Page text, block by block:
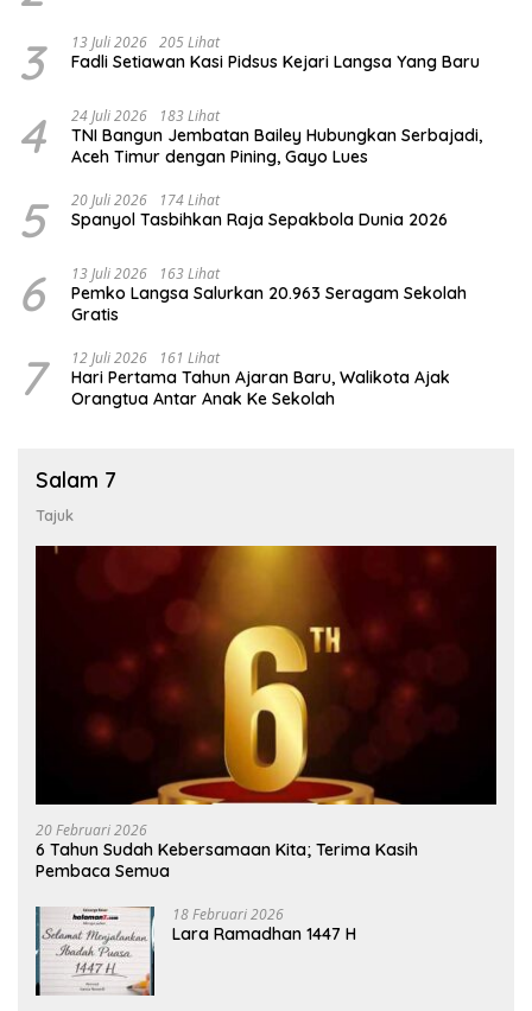
3
13 Juli 2026 205 Lihat
Fadli Setiawan Kasi Pidsus Kejari Langsa Yang Baru
4 24 Juli 2026 183 Lihat
TNI Bangun Jembatan Bailey Hubungkan Serbajadi,
Aceh Timur dengan Pining, Gayo Lues
5 20 Juli 2026 174 Lihat
Spanyol Tasbihkan Raja Sepakbola Dunia 2026
6 13 Juli 2026 163 Lihat
Pemko Langsa Salurkan 20.963 Seragam Sekolah
Gratis
7 12 Juli 2026 161 Lihat
Hari Pertama Tahun Ajaran Baru, Walikota Ajak
Orangtua Antar Anak Ke Sekolah
Salam 7
Tajuk
20 Februari 2026
6 Tahun Sudah Kebersamaan Kita; Terima Kasih
Pembaca Semua
18 Februari 2026
Lara Ramadhan 1447 H